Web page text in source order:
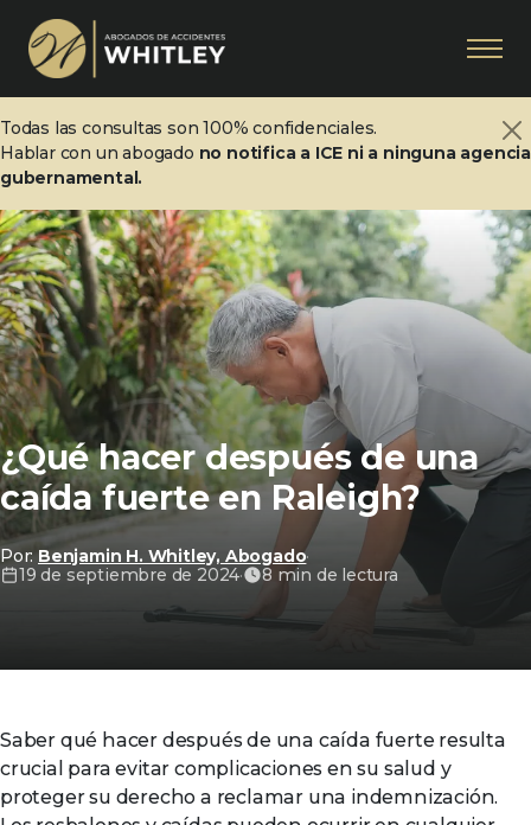
Todas las consultas son 100% confidenciales.
Hablar con un abogado no notifica a ICE ni a ninguna agencia
gubernamental.
¿Qué hacer después de una
caída fuerte en Raleigh?
Por:Benjamin H. Whitley, Abogado·
19 de septiembre de 2024· 8 min de lectura
Saber qué hacer después de una caída fuerte resulta
crucial para evitar complicaciones en su salud y
proteger su derecho a reclamar una indemnización.